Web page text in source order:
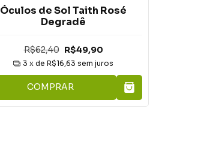
Óculos de Sol Taith Rosé
Degradê
R$62,40 R$49,90
3 x de R$16,63 sem juros
COMPRAR